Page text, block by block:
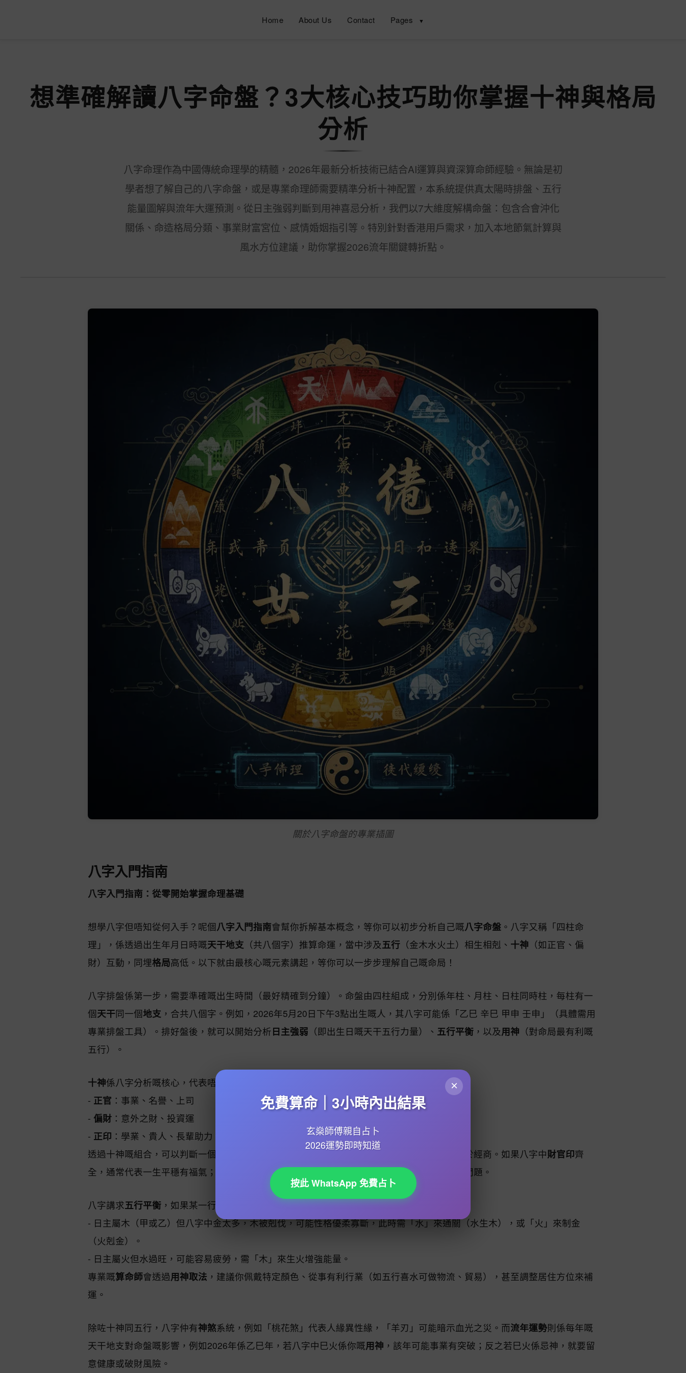
Home About Us Contact Pages ▼
想準確解讀八字命盤？3大核心技巧助你掌握十神與格局
分析
八字命理作為中國傳統命理學的精髓，2026年最新分析技術已結合AI運算與資深算命師經驗。無論是初
學者想了解自己的八字命盤，或是專業命理師需要精準分析十神配置，本系統提供真太陽時排盤、五行
能量圖解與流年大運預測。從日主強弱判斷到用神喜忌分析，我們以7大維度解構命盤：包含合會沖化
關係、命造格局分類、事業財富宮位、感情婚姻指引等。特別針對香港用戶需求，加入本地節氣計算與
風水方位建議，助你掌握2026流年關鍵轉折點。
關於八字命盤的專業插圖
八字入門指南
八字入門指南：從零開始掌握命理基礎
想學八字但唔知從何入手？呢個八字入門指南會幫你拆解基本概念，等你可以初步分析自己嘅八字命盤 。八字又稱「四柱命
理」，係透過出生年月日時嘅天干地支 （共八個字）推算命運，當中涉及五行 （金木水火土）相生相剋、 十神 （如正官、偏
財）互動，同埋格局高低。以下就由最核心嘅元素講起，等你可以一步步理解自己嘅命局！
八字排盤係第一步，需要準確嘅出生時間（最好精確到分鐘）。命盤由四柱組成，分別係年柱、月柱、日柱同時柱，每柱有一
個天干同一個地支 ，合共八個字。例如，2026年5月20日下午3點出生嘅人，其八字可能係「乙巳 辛巳 甲申 壬申」（具體需用
專業排盤工具）。排好盤後，就可以開始分析日主強弱 （即出生日嘅天干五行力量）、 五行平衡 ，以及用神 （對命局最有利嘅
五行）。
十神係八字分析嘅核心，代表唔同嘅人際關係同人生領域。例如：
- 正官 ：事業、名譽、上司
- 偏財 ：意外之財、投資運
- 正印 ：學業、貴人、長輩助力
透過十神嘅組合，可以判斷一個人嘅
高低，例如「正官格」適合公職，「食神生財格」利於經商。如果八字中財官印齊
全，通常代表一生平穩有福氣；若
嚴重失衡（如缺火或水過旺），則可能健康或情緒易出問題。
八字講求五行平衡 ，如果某一行過強或過弱，都會影響運程。例如：
- 日主屬木（甲或乙）但八字中金太多，木被剋伐，可能性格優柔寡斷，此時需「水」來通關（水生木），或「火」來制金
（火剋金）。
- 日主屬火但水過旺，可能容易疲勞，需「木」來生火增強能量。
專業嘅算命師會透過用神取法 ，建議你佩戴特定顏色、從事有利行業（如五行喜水可做物流、貿易），甚至調整居住方位來補
運。
除咗十神同五行，八字仲有神煞系統，例如「桃花煞」代表人緣異性緣，「羊刃」可能暗示血光之災。而流年運勢則係每年嘅
天干地支對命盤嘅影響，例如2026年係乙巳年，若八字中巳火係你嘅用神 ，該年可能事業有突破；反之若巳火係忌神，就要留
意健康或破財風險。
×
免費算命｜3小時內出結果
玄燊師傅親自占卜
2026運勢即時知道
按此 WhatsApp 免費占卜